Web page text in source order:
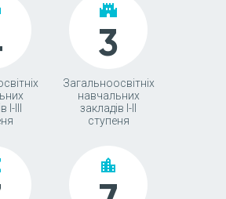
ІІІ
castle
3
Загальноосвітніх
навчальних
закладів І-ІІ
ступеня
location_city